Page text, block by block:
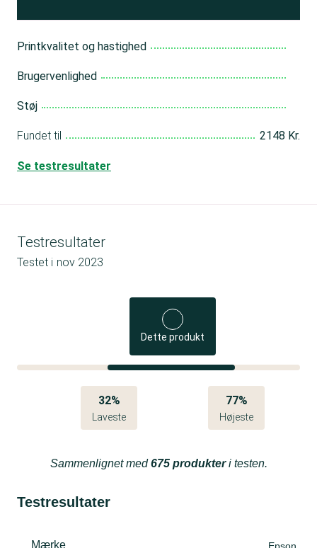
Printkvalitet og hastighed
Brugervenlighed
Støj
Fundet til 2148 Kr.
Se testresultater
Testresultater
Testet i nov 2023
Dette produkt
32%
Laveste
77%
Højeste
Sammenlignet med675 produkteri testen.
Testresultater
Mærke